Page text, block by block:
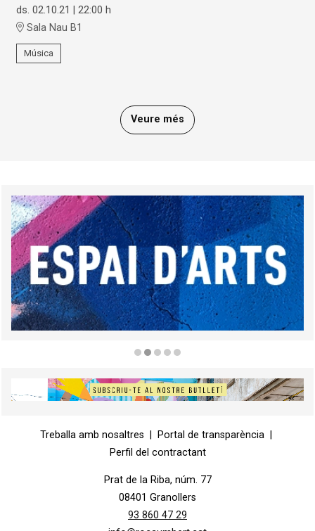
ds. 02.10.21 |22:00 h
Sala Nau B1
Música
Veure més
Treballa amb nosaltres
Portal de transparència
Perfil del contractant
Prat de la Riba, núm. 77
08401 Granollers
93 860 47 29